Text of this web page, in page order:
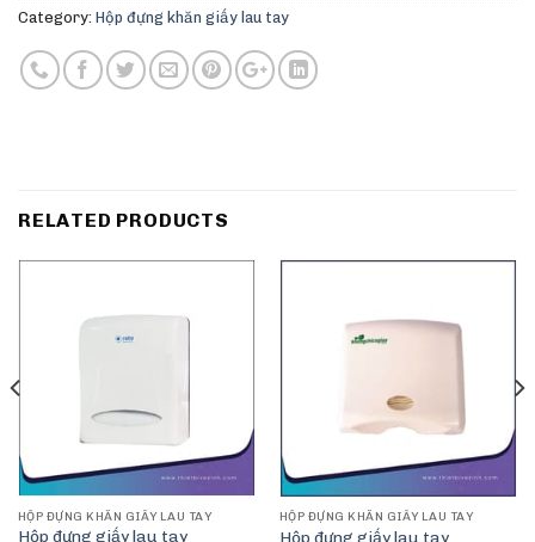
Category: Hộp đựng khăn giấy lau tay
RELATED PRODUCTS
HỘP ĐỰNG KHĂN GIẤY LAU TAY
Hộp đựng giấy lau tay
HỘP ĐỰNG KHĂN GIẤY LAU TAY
Hộp đựng giấy lau tay